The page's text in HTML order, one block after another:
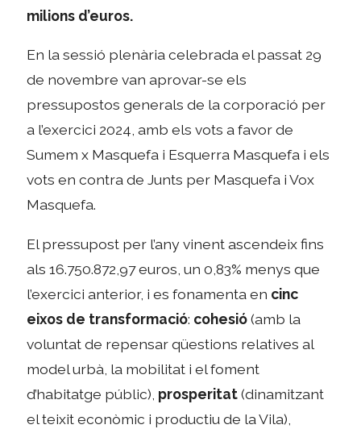
milions d’euros.
En la sessió plenària celebrada el passat 29
de novembre van aprovar-se els
pressupostos generals de la corporació per
a l’exercici 2024, amb els vots a favor de
Sumem x Masquefa i Esquerra Masquefa i els
vots en contra de Junts per Masquefa i Vox
Masquefa.
El pressupost per l’any vinent ascendeix fins
als 16.750.872,97 euros, un 0,83% menys que
l’exercici anterior, i es fonamenta en cinc
eixos de transformació: cohesió(amb la
voluntat de repensar qüestions relatives al
model urbà, la mobilitat i el foment
d’habitatge públic), prosperitat(dinamitzant
el teixit econòmic i productiu de la Vila),